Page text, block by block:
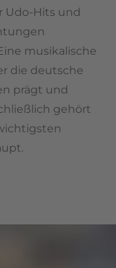
Udo-Hits und
musikalische
die deutsche
prägt und
gehört